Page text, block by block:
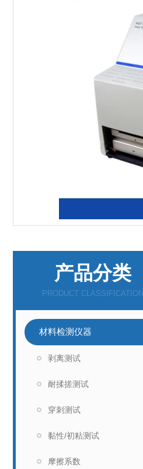
产品分类
PRODUCT CLASSIFICATION
材料检测仪器
剥离测试
耐揉搓测试
穿刺测试
黏性/初粘测试
摩擦系数